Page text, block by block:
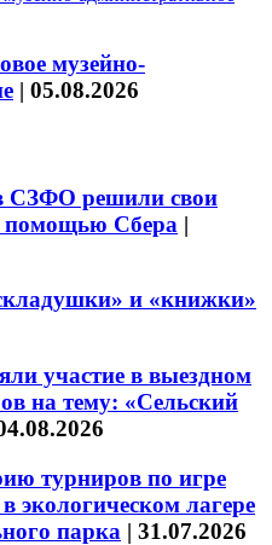
музейно-
| 05.08.2026
СЗФО решили свои
помощью Сбера |
и «книжки»
участие в выездном
на тему: «Сельский
турниров по игре
экологическом лагере
парка | 31.07.2026